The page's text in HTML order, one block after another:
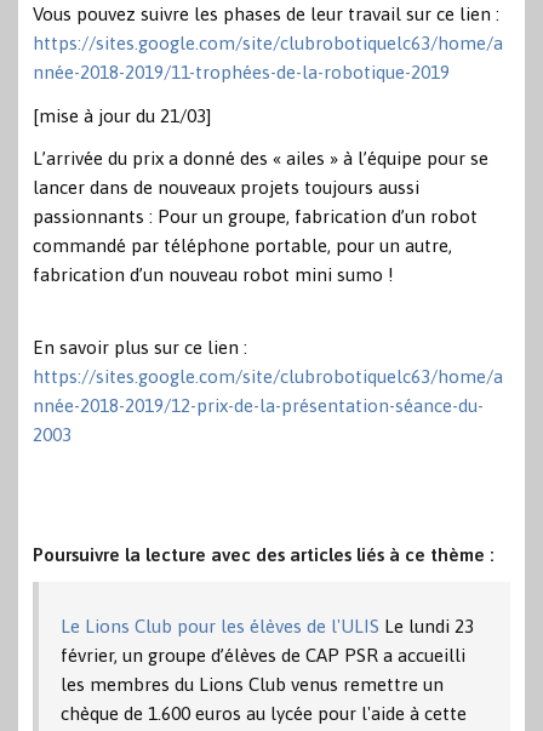
Vous pouvez suivre les phases de leur travail sur ce lien :
https://sites.google.com/site/clubrobotiquelc63/home/a
nnée-2018-2019/11-trophées-de-la-robotique-2019
[mise à jour du 21/03]
L’arrivée du prix a donné des « ailes » à l’équipe pour se
lancer dans de nouveaux projets toujours aussi
passionnants : Pour un groupe, fabrication d’un robot
commandé par téléphone portable, pour un autre,
fabrication d’un nouveau robot mini sumo !
En savoir plus sur ce lien :
https://sites.google.com/site/clubrobotiquelc63/home/a
nnée-2018-2019/12-prix-de-la-présentation-séance-du-
2003
Poursuivre la lecture avec des articles liés à ce thème :
Le Lions Club pour les élèves de l'ULIS Le lundi 23
février, un groupe d’élèves de CAP PSR a accueilli
les membres du Lions Club venus remettre un
chèque de 1.600 euros au lycée pour l'aide à cette